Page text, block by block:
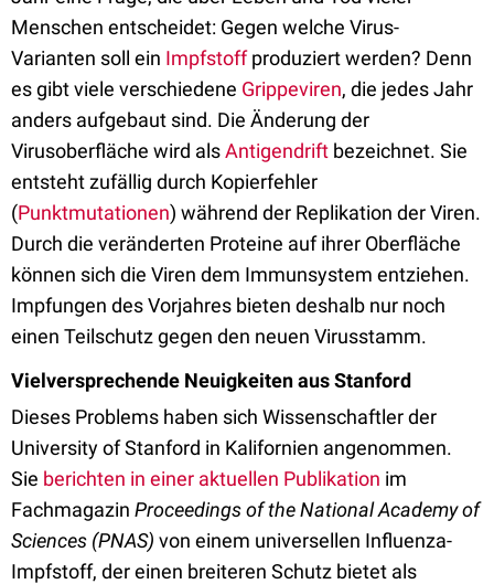
Menschen entscheidet: Gegen welche Virus-
Varianten soll ein Impfstoffproduziert werden? Denn
es gibt viele verschiedene Grippeviren, die jedes Jahr
anders aufgebaut sind. Die Änderung der
Virusoberfläche wird alsAntigendrift bezeichnet. Sie
entsteht zufällig durch Kopierfehler
(Punktmutationen) während der Replikation der Viren.
Durch die veränderten Proteine auf ihrer Oberfläche
können sich die Viren dem Immunsystem entziehen.
Impfungen des Vorjahres bieten deshalb nur noch
einen Teilschutz gegen den neuen Virusstamm.
Vielversprechende Neuigkeiten aus Stanford
Dieses Problems haben sich Wissenschaftler der
University of Stanford in Kalifornien angenommen.
Sie berichten in einer aktuellen Publikation im
Fachmagazin Proceedings of the National Academy of
Sciences (PNAS) von einem universellen Influenza-
Impfstoff, der einen breiteren Schutz bietet als